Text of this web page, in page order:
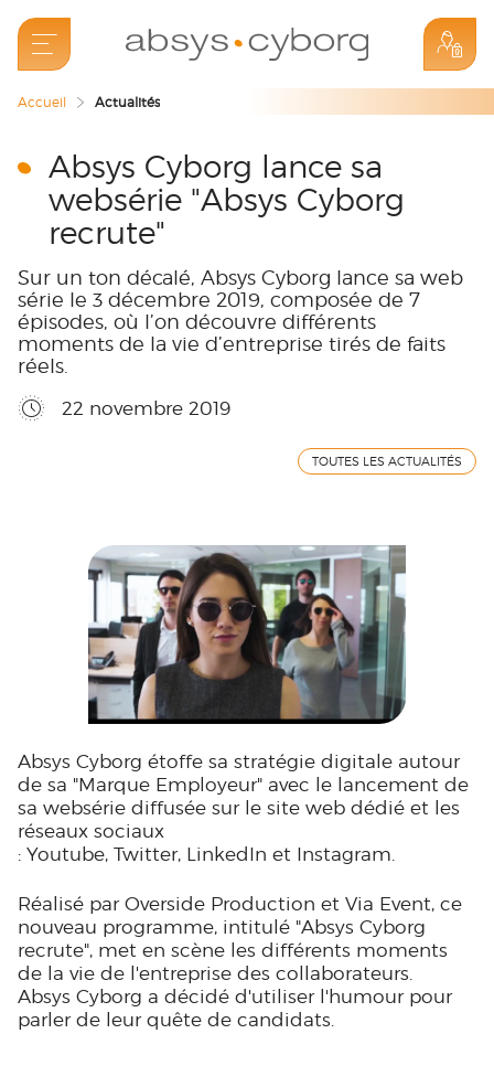
Accueil Actualités
Absys Cyborg lance sa
websérie "Absys Cyborg
recrute"
Sur un ton décalé, Absys Cyborg lance sa web
série le 3 décembre 2019, composée de 7
épisodes, où l’on découvre différents
moments de la vie d’entreprise tirés de faits
réels.
22 novembre 2019
TOUTES LES ACTUALITÉS
Absys Cyborg étoffe sa stratégie digitale autour
de sa "Marque Employeur" avec le lancement de
sa websérie diffusée sur le site web dédié et les
réseaux sociaux
: Youtube, Twitter, LinkedIn et Instagram.
Réalisé par Overside Production et Via Event, ce
nouveau programme, intitulé "Absys Cyborg
recrute", met en scène les différents moments
de la vie de l'entreprise des collaborateurs.
Absys Cyborg a décidé d'utiliser l'humour pour
parler de leur quête de candidats.